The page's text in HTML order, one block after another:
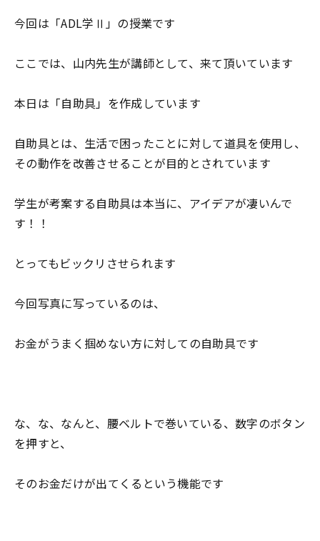
今回は「ADL学Ⅱ」の授業です
ここでは、山内先生が講師として、来て頂いています
本日は「自助具」を作成しています
自助具とは、生活で困ったことに対して道具を使用し、
その動作を改善させることが目的とされています
学生が考案する自助具は本当に、アイデアが凄いんで
す！！
とってもビックリさせられます
今回写真に写っているのは、
お金がうまく掴めない方に対しての自助具です
な、な、なんと、腰ベルトで巻いている、数字のボタン
を押すと、
そのお金だけが出てくるという機能です